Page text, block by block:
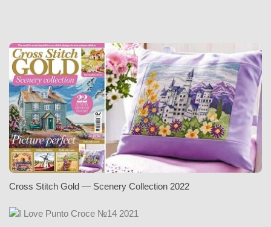
Cross Stitch Gold — Scenery Collection 2022